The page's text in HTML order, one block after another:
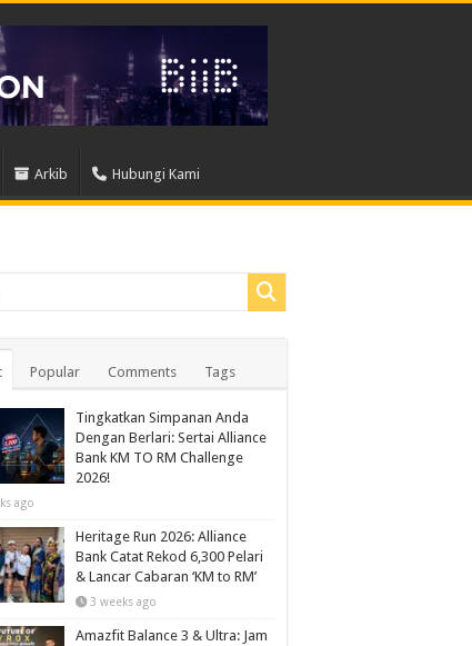
Arkib Hubungi Kami
Popular Comments Tags
Tingkatkan Simpanan Anda
Dengan Berlari: Sertai Alliance
Bank KM TO RM Challenge
2026!
ago
Heritage Run 2026: Alliance
Bank Catat Rekod 6,300 Pelari
& Lancar Cabaran ‘KM to RM’
3 weeks ago
Amazfit Balance 3 & Ultra: Jam